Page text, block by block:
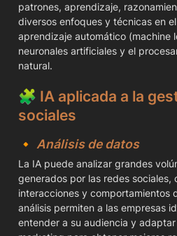
patrones, aprendizaje,
diversos enfoques y técnicas en
aprendizaje automático (machine
neuronales artificiales y el
natural.
🧩 IA aplicada a la
sociales
🔸 Análisis de datos
La IA puede analizar grandes
generados por las redes sociales,
interacciones y comportamientos
análisis permiten a las empresas
entender a su audiencia y